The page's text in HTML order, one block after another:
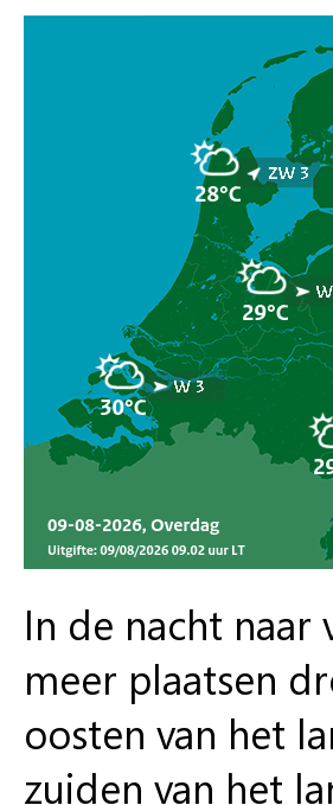
In de nacht
meer plaatsen
oosten van het
zuiden van het